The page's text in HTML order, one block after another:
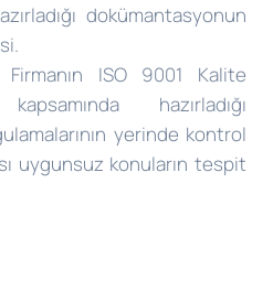
dokümantasyonun
Firmanın ISO 9001 Kalite
hazırladığı
yerinde kontrol
uygunsuz konuların tespit